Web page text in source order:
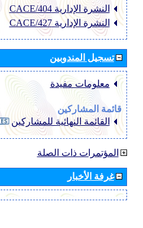
النشرة الإدارية CACE/404
النشرة الإدارية CACE/427
تسجيل المندوبين
معلومات مفيدة
قائمة المشاركين
القائمة النهائية للمشاركين
المؤتمرات ذات الصلة
غرفة الأخبار